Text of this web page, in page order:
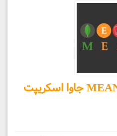
آموزش نصب MEAN Stack جاوا اسکریپت